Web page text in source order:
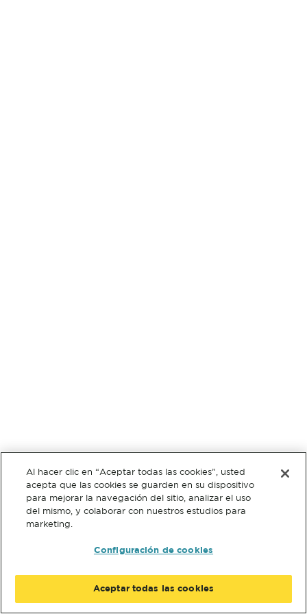
Al hacer clic en “Aceptar todas las cookies”, usted
acepta que las cookies se guarden en su dispositivo
para mejorar la navegación del sitio, analizar el uso
del mismo, y colaborar con nuestros estudios para
marketing.
Configuración de cookies
Aceptar todas las cookies